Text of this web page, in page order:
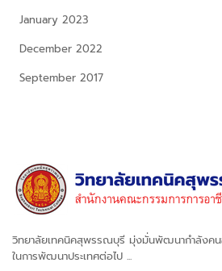
January 2023
December 2022
September 2017
วิทยาลัยเทคนิคสุพรรณบุรี มุ่งมั่นพัฒนากำลังคน
ในการพัฒนาประเทศต่อไป ...